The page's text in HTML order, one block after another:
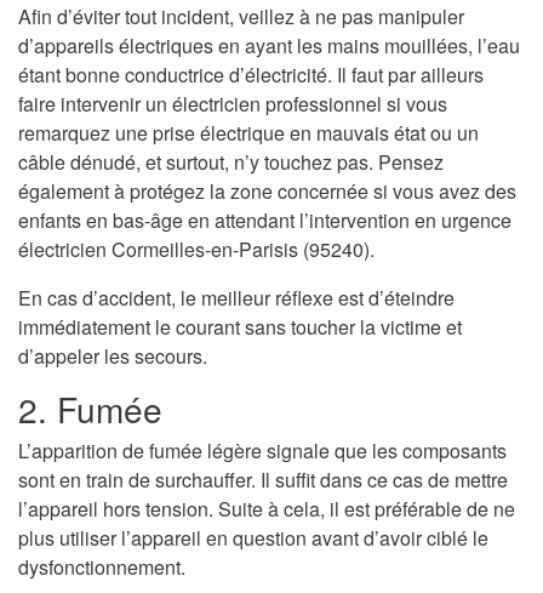
Afin d’éviter tout incident, veillez à ne pas manipuler
d’appareils électriques en ayant les mains mouillées, l’eau
étant bonne conductrice d’électricité. Il faut par ailleurs
faire intervenir un électricien professionnel si vous
remarquez une prise électrique en mauvais état ou un
câble dénudé, et surtout, n’y touchez pas. Pensez
également à protégez la zone concernée si vous avez des
enfants en bas-âge en attendant l’intervention en urgence
électricien Cormeilles-en-Parisis (95240).
En cas d’accident, le meilleur réflexe est d’éteindre
immédiatement le courant sans toucher la victime et
d’appeler les secours.
2. Fumée
L’apparition de fumée légère signale que les composants
sont en train de surchauffer. Il suffit dans ce cas de mettre
l’appareil hors tension. Suite à cela, il est préférable de ne
plus utiliser l’appareil en question avant d’avoir ciblé le
dysfonctionnement.